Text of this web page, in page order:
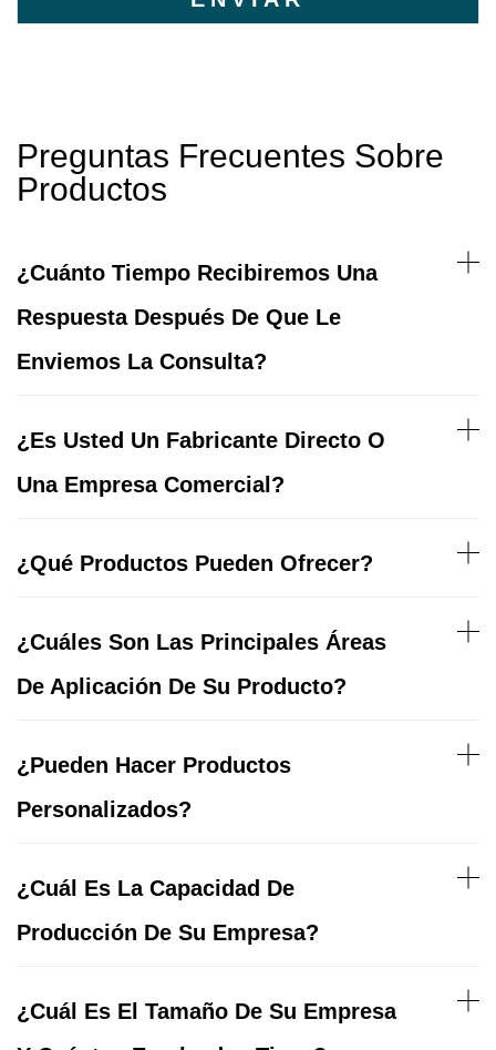
Preguntas Frecuentes Sobre
Productos
¿Cuánto Tiempo Recibiremos Una
Respuesta Después De Que Le
Enviemos La Consulta?
¿Es Usted Un Fabricante Directo O
Una Empresa Comercial?
¿Qué Productos Pueden Ofrecer?
¿Cuáles Son Las Principales Áreas
De Aplicación De Su Producto?
¿Pueden Hacer Productos
Personalizados?
¿Cuál Es La Capacidad De
Producción De Su Empresa?
¿Cuál Es El Tamaño De Su Empresa